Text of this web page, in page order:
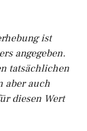
ist
angegeben.
tatsächlichen
aber auch
diesen Wert